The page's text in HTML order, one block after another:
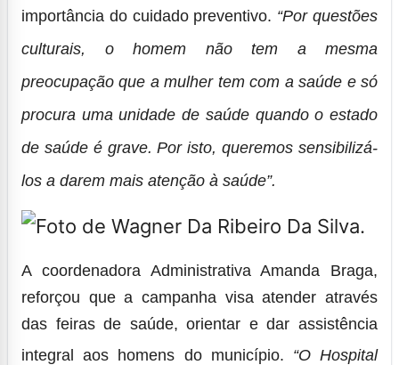
importância do cuidado preventivo. “Por questões
culturais, o homem não tem a mesma
preocupação que a mulher tem com a saúde e só
procura uma unidade de saúde quando o estado
de saúde é grave. Por isto, queremos sensibilizá-
los a darem mais atenção à saúde”.
A coordenadora Administrativa Amanda Braga,
reforçou que a campanha visa atender através
das feiras de saúde, orientar e dar assistência
integral aos homens do município. “O Hospital